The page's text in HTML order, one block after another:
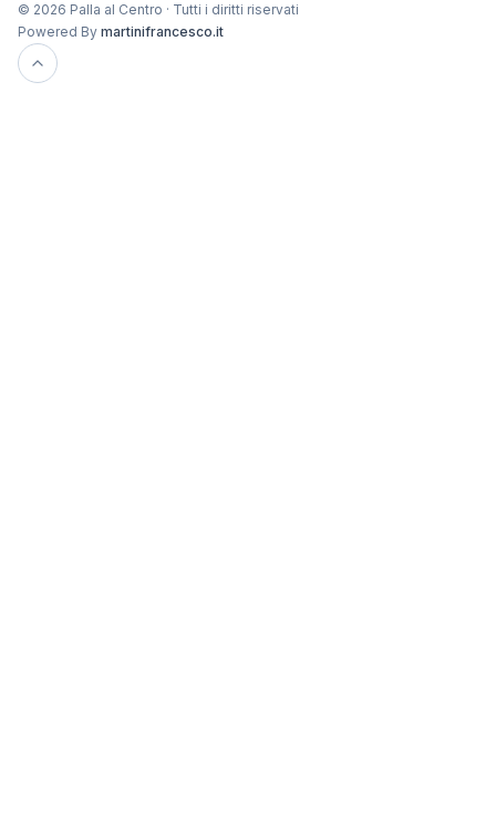
© 2026 Palla al Centro · Tutti i diritti riservati
Powered By martinifrancesco.it